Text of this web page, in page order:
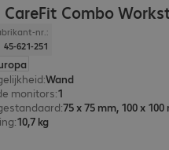
CareFit Combo
nr.:
45-621-251
:Wand
monitors:1
:75 x 75 mm, 100 x 100
:10,7 kg